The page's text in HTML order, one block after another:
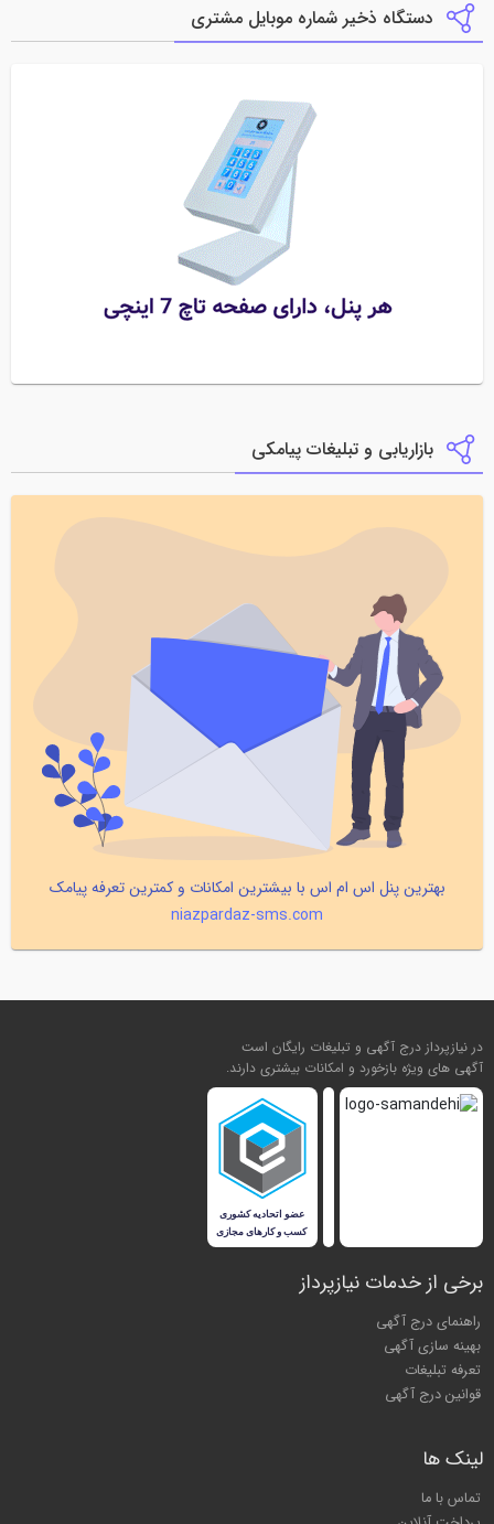
دستگاه ذخیر شماره موبایل مشتری
بازاریابی و تبلیغات پیامکی
بهترین پنل اس ام اس با بیشترین امکانات و کمترین تعرفه پیامک
niazpardaz-sms.com
در نیازپرداز درج آگهی و تبلیغات رایگان است
آگهی های ویژه بازخورد و امکانات بیشتری دارند.
برخی از خدمات نیازپرداز
راهنمای درج آگهی
بهینه سازی آگهی
تعرفه تبلیغات
قوانین درج آگهی
لینک ها
تماس با ما